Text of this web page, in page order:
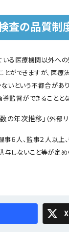
査の品質制
る医療機関以外へ
とができますが、医
いという不都合があり
監督ができることとな
の年次推移」 （外部リ
６人、監事２人以上
しないこと等が定め
X